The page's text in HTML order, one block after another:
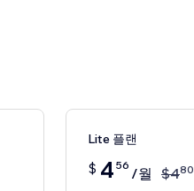
Lite 플랜
$ 4 56 /월 $480